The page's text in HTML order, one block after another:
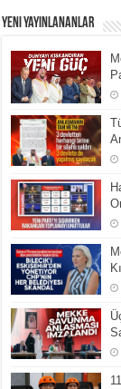
Yeni Yayınlananlar